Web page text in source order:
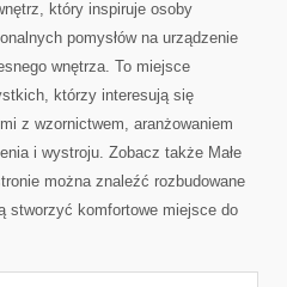
który inspiruje osoby
pomysłów na urządzenie
wnętrza. To miejsce
którzy interesują się
z wzornictwem, aranżowaniem
i wystroju. Zobacz także Małe
można znaleźć rozbudowane
stworzyć komfortowe miejsce do